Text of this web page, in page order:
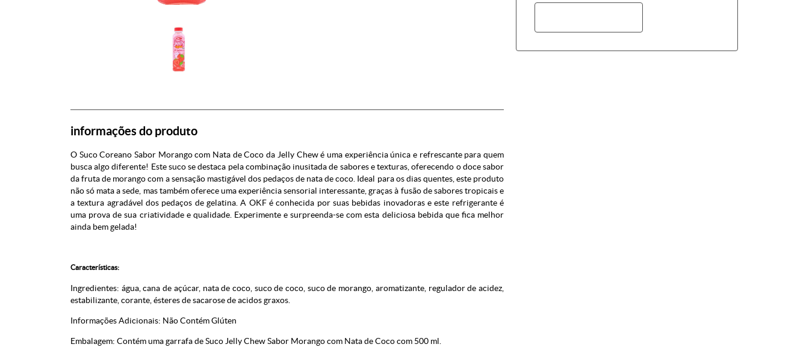
informações do produto
O Suco Coreano Sabor Morango com Nata de Coco da Jelly Chew é uma experiência única e refrescante para quem
busca algo diferente! Este suco se destaca pela combinação inusitada de sabores e texturas, oferecendo o doce sabor
da fruta de morango com a sensação mastigável dos pedaços de nata de coco. Ideal para os dias quentes, este produto
não só mata a sede, mas também oferece uma experiência sensorial interessante, graças à fusão de sabores tropicais e
a textura agradável dos pedaços de gelatina. A OKF é conhecida por suas bebidas inovadoras e este refrigerante é
uma prova de sua criatividade e qualidade. Experimente e surpreenda-se com esta deliciosa bebida que fica melhor
ainda bem gelada!
Características:
Ingredientes: água, cana de açúcar, nata de coco, suco de coco, suco de morango, aromatizante, regulador de acidez,
estabilizante, corante, ésteres de sacarose de acidos graxos.
Informações Adicionais: Não Contém Glúten
Embalagem: Contém uma garrafa de Suco Jelly Chew Sabor Morango com Nata de Coco com 500 ml.